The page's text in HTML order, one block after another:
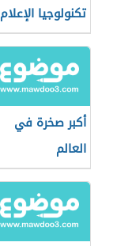
تكنولوجيا الإعلام
والاتصال
أكبر صخرة في
العالم